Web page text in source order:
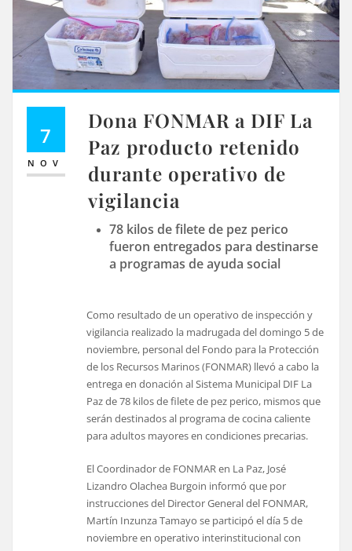
7
NOV
Dona FONMAR a DIF La
Paz producto retenido
durante operativo de
vigilancia
78 kilos de filete de pez perico
fueron entregados para destinarse
a programas de ayuda social
Como resultado de un operativo de inspección y
vigilancia realizado la madrugada del domingo 5 de
noviembre, personal del Fondo para la Protección
de los Recursos Marinos (FONMAR) llevó a cabo la
entrega en donación al Sistema Municipal DIF La
Paz de 78 kilos de filete de pez perico, mismos que
serán destinados al programa de cocina caliente
para adultos mayores en condiciones precarias.
El Coordinador de FONMAR en La Paz, José
Lizandro Olachea Burgoin informó que por
instrucciones del Director General del FONMAR,
Martín Inzunza Tamayo se participó el día 5 de
noviembre en operativo interinstitucional con